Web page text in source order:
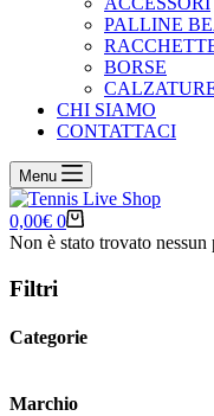
PALLINE
BORSE
CHI SIAMO
CONTATTACI
Menu
Carrello
0,00€ 0
Non è stato trovato
Filtri
Categorie
Marchio